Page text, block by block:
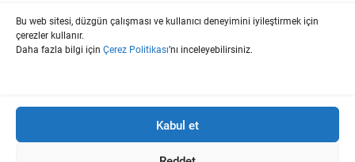
Bu web sitesi, düzgün çalışması ve kullanıcı deneyimini iyileştirmek için
çerezler kullanır.
Daha fazla bilgi için Çerez Politikası’nı inceleyebilirsiniz.
Kabul et
boyanın üzerine atılan sıvı cam ya
da...
Boya Ve İç dekorasyon Hakkında Teknik Bilgi Platformu.
www.uzmanboyacilar.com'a aittir. İzinsiz olarak kullanılması 5846
sayılı Fikir ve Sanat Eserleri Yasası'na göre suç sayılmaktadır.
Sitelerde veya herhangi bir şekilde internet ortamında yalnızca içeriğin
bir kısmı alıntılanabilir ve ilgili içeriğe bağlantı verme zorunludur. Yazılı